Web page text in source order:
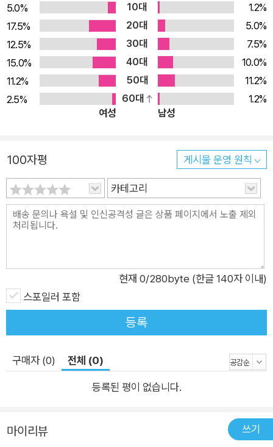
롭게 손을 봐야 한다는 것이다. 나는 이 의견에 전적으로 찬성이다. 문
제는 우리의 일상 언어가 달라지는 것만이 아니고, 읽으면 읽을수록
언어적 해석이 달라지고, 더 좋은 묘안이 떠오르기도 하며, 배우의 발
성에 도움 되는 연결과 휴지의 기발한 발상이 불쑥 생각나기 때문에
더더욱 그렇다. 그래서 책 펼칠 때마다 나는 자꾸만 고치고 싶어서 몸
살 난다. 개역의 기회를 학수고대하는 이유가 된다.
그러나 읽고 번역하고 고치는 일은 늘 어렵다. 왜냐하면 셰익스피어
가능과 불가능이 자리를 바꾸는 사랑의 축제이기에 상상력 속으로 미
친 듯 빠져 들어가야 한다.
이 작품은 셰익스피어가 초창기 희극의 실험적 모색기를 지나서 낭만
적이며 철학적인 성숙기로 향하는 길목에서 거둔 수작이다. 무궁무진
한 언어의 희롱 속에서 웃고 즐기면서 이중 삼중의 의미가 숨어 있는
것이다. 반죽을 하면 할수록 탄력이 생기는 일은 이 일을 두고 하는 말
범우사에서 셰익스피어 책을 내면서 꽤 세월이 흘렀다. 놀랍고 반가
운 것은 꾸준히 셰익스피어 책을 낸다는 사실이다. 이 일은 결코 쉬운
일이 아닐 것이다. 지하철에서도 읽을 수 있는 셰익스피어 문고판이
있었으면 좋겠다는 말을 윤형두 회장과 나눈 적이 있는데, 어느 새
《한여름 밤의 꿈》이 희곡선 작은 판형으로 나왔다. 이 일은 범우사 편
집 직원들의 헌신적인 노력 때문에 가능한 일이었을 것이다. 이제 전
밀고, 로미오와 줄리엣이 가방에서 나와 키스를 하며, 헬레나와 허미
아가 안주머니에서 바깥주머니로 가다가 만나고, 리어왕이 뒷주머니
5.0% 10대
1.2%
17.5%
20대
5.0%
12.5%
30대
7.5%
15.0%
40대
10.0%
11.2%
50대
11.2%
2.5%
60대
1.2%
여성
남성
100자평 게시물 운영 원칙
카테고리
현재 0/280byte (한글 140자 이내)
스포일러 포함
등록
구매자 (0) 전체 (0)
등록된 평이 없습니다.
마이리뷰 쓰기